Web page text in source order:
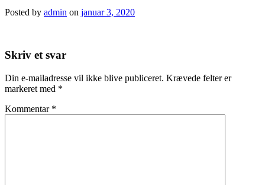
Posted by admin on januar 3, 2020
Skriv et svar
Din e-mailadresse vil ikke blive publiceret. Krævede felter er
markeret med *
Kommentar *